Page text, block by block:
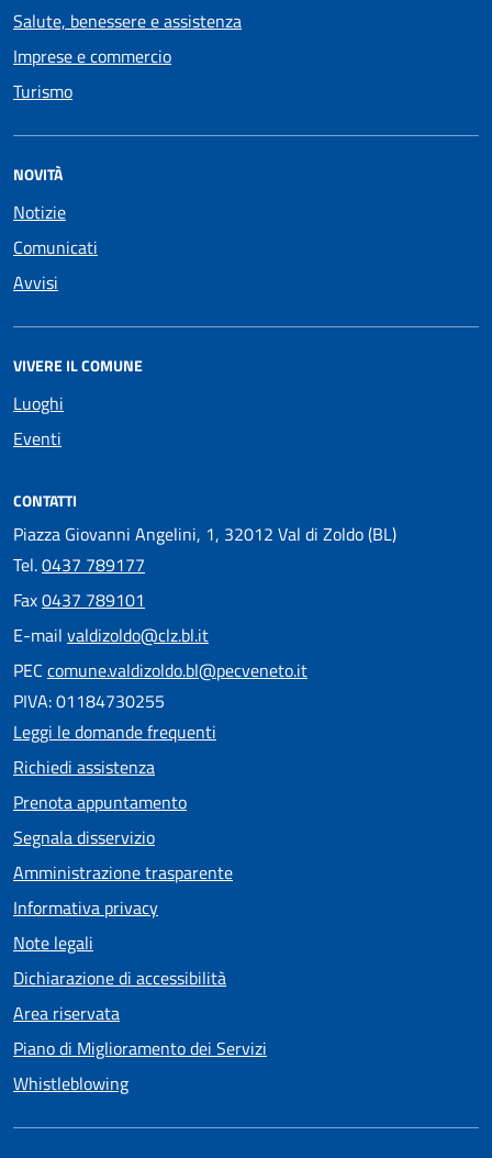
Salute, benessere e assistenza
Imprese e commercio
Turismo
NOVITÀ
Notizie
Comunicati
Avvisi
VIVERE IL COMUNE
Luoghi
Eventi
CONTATTI
Piazza Giovanni Angelini, 1, 32012 Val di Zoldo (BL)
Tel.0437 789177
Fax0437 789101
E-mail valdizoldo@clz.bl.it
PEC comune.valdizoldo.bl@pecveneto.it
PIVA: 01184730255
Leggi le domande frequenti
Richiedi assistenza
Prenota appuntamento
Segnala disservizio
Amministrazione trasparente
Informativa privacy
Note legali
Dichiarazione di accessibilità
Area riservata
Piano di Miglioramento dei Servizi
Whistleblowing